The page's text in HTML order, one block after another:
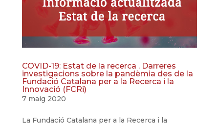
COVID-19: Estat de la recerca . Darreres
investigacions sobre la pandèmia des de la
Fundació Catalana per a la Recerca i la
Innovació (FCRi)
7 maig 2020
La Fundació Catalana per a la Recerca i la